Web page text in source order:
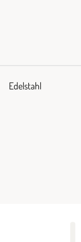
Edelstahl